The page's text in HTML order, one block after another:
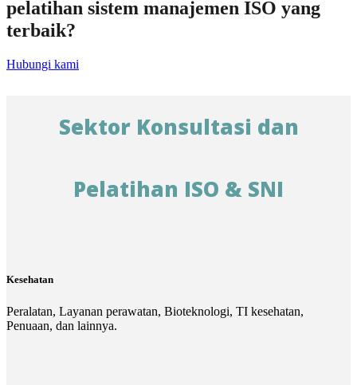
pelatihan sistem manajemen ISO yang
terbaik?
Hubungi kami
Sektor Konsultasi dan
Pelatihan ISO & SNI
Kesehatan
Peralatan, Layanan perawatan, Bioteknologi, TI kesehatan,
Penuaan, dan lainnya.